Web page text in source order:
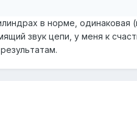
в норме,
звук цепи, у меня к